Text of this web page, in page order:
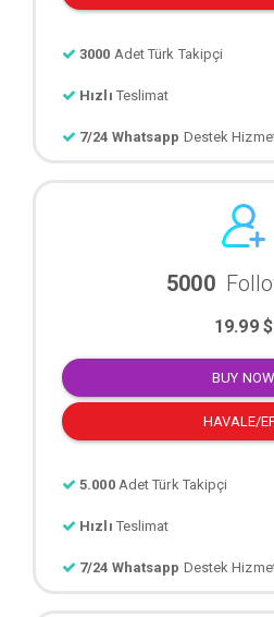
3000 Adet Türk Takipçi
Hızlı Teslimat
7/24 Whatsapp
5000
19.99 $
BUY NOW
HAVALE/
5.000 Adet Türk Takipçi
Hızlı Teslimat
7/24 Whatsapp